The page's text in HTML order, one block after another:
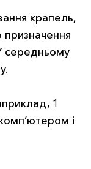
крапель,
призначення
середньому
1
і